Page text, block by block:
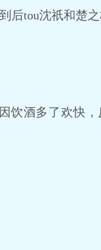
tou沈祇和楚之
酒多了欢快，